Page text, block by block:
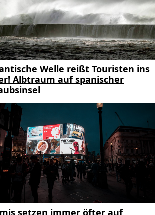
Welle reißt Touristen ins
Albtraum auf spanischer
setzen immer öfter auf